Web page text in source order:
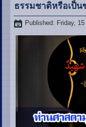
ธรรมชาติหรือเป็น
Published: Friday,